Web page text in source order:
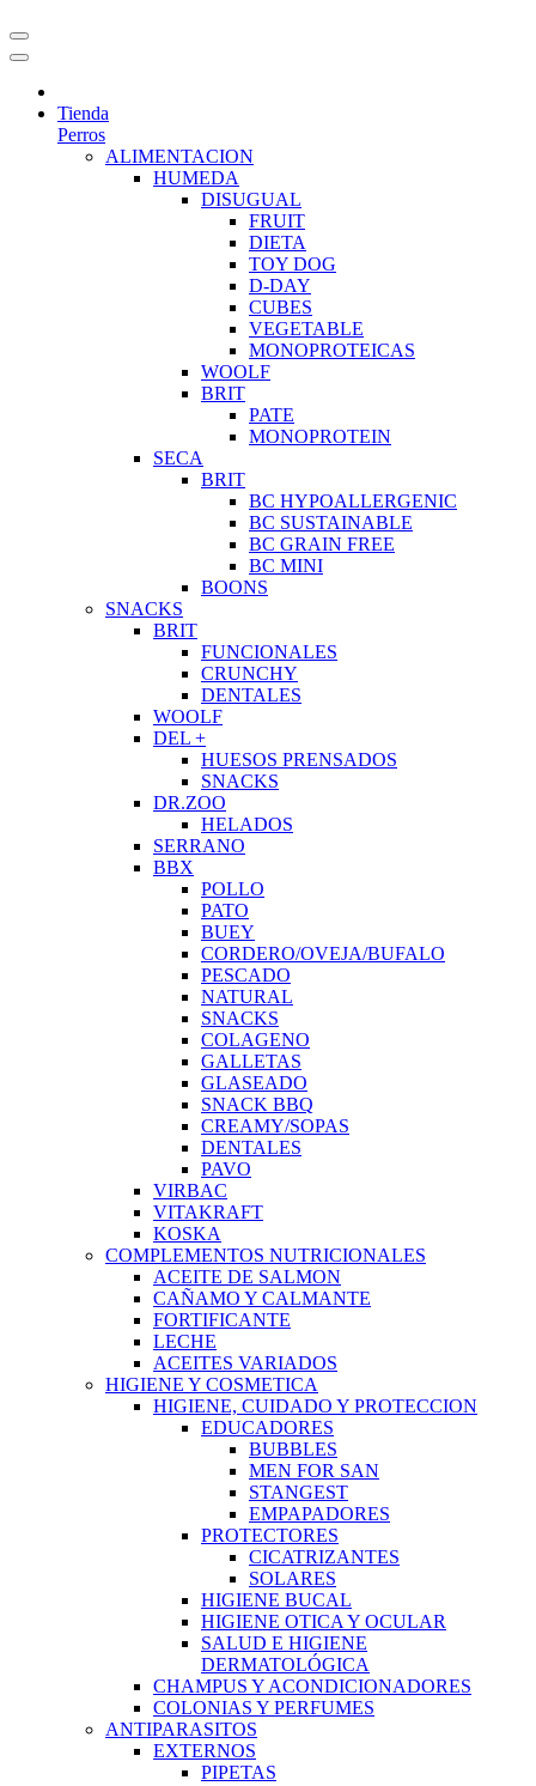
Tienda
Perros
ALIMENTACION
HUMEDA
DISUGUAL
FRUIT
DIETA
TOY DOG
D-DAY
CUBES
VEGETABLE
MONOPROTEICAS
WOOLF
BRIT
PATE
MONOPROTEIN
SECA
BRIT
BC HYPOALLERGENIC
BC SUSTAINABLE
BC GRAIN FREE
BC MINI
BOONS
SNACKS
BRIT
FUNCIONALES
CRUNCHY
DENTALES
WOOLF
DEL +
HUESOS PRENSADOS
SNACKS
DR.ZOO
HELADOS
SERRANO
BBX
POLLO
PATO
BUEY
CORDERO/OVEJA/BUFALO
PESCADO
NATURAL
SNACKS
COLAGENO
GALLETAS
GLASEADO
SNACK BBQ
CREAMY/SOPAS
DENTALES
PAVO
VIRBAC
VITAKRAFT
KOSKA
COMPLEMENTOS NUTRICIONALES
ACEITE DE SALMON
CAÑAMO Y CALMANTE
FORTIFICANTE
LECHE
ACEITES VARIADOS
HIGIENE Y COSMETICA
HIGIENE, CUIDADO Y PROTECCION
EDUCADORES
BUBBLES
MEN FOR SAN
STANGEST
EMPAPADORES
PROTECTORES
CICATRIZANTES
SOLARES
HIGIENE BUCAL
HIGIENE OTICA Y OCULAR
SALUD E HIGIENE
DERMATOLÓGICA
CHAMPUS Y ACONDICIONADORES
COLONIAS Y PERFUMES
ANTIPARASITOS
EXTERNOS
PIPETAS